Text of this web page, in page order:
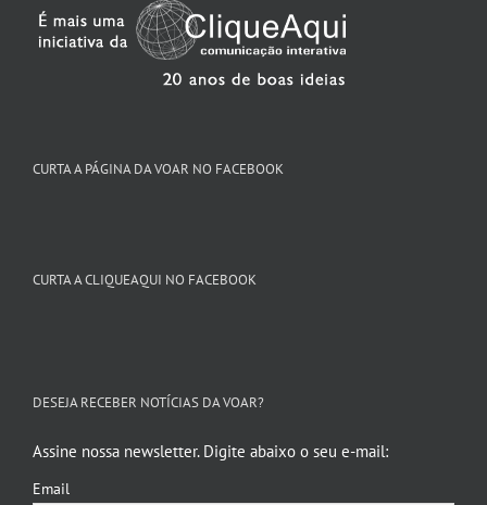
CURTA A PÁGINA DA VOAR NO FACEBOOK
CURTA A CLIQUEAQUI NO FACEBOOK
DESEJA RECEBER NOTÍCIAS DA VOAR?
Assine nossa newsletter. Digite abaixo o seu e-mail:
Email